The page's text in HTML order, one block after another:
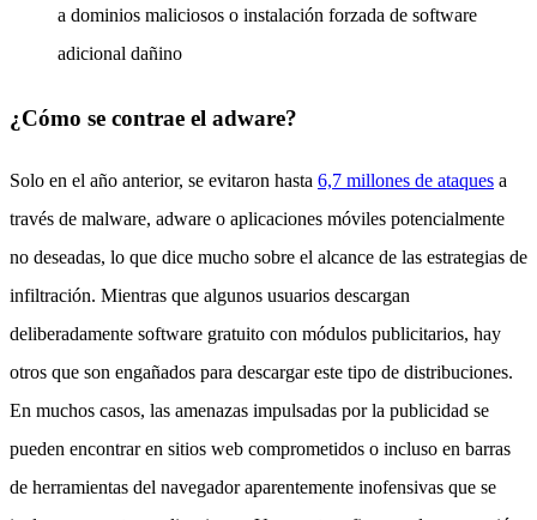
a dominios maliciosos o instalación forzada de software
adicional dañino
¿Cómo se contrae el adware?
Solo en el año anterior, se evitaron hasta 6,7 millones de ataques a
través de malware, adware o aplicaciones móviles potencialmente
no deseadas, lo que dice mucho sobre el alcance de las estrategias de
infiltración. Mientras que algunos usuarios descargan
deliberadamente software gratuito con módulos publicitarios, hay
otros que son engañados para descargar este tipo de distribuciones.
En muchos casos, las amenazas impulsadas por la publicidad se
pueden encontrar en sitios web comprometidos o incluso en barras
de herramientas del navegador aparentemente inofensivas que se